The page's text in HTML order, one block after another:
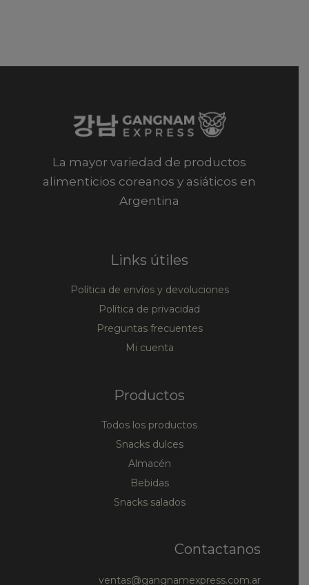
La mayor variedad de productos
alimenticios coreanos y asiáticos en
Argentina
Links útiles
Política de envíos y devoluciones
Política de privacidad
Preguntas frecuentes
Mi cuenta
Productos
Todos los productos
Snacks dulces
Almacén
Bebidas
Snacks salados
Contactanos
ventas@gangnamexpress.com.ar